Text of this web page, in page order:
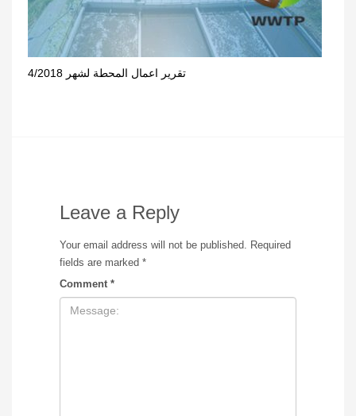
تقرير اعمال المحطة لشهر 4/2018
Leave a Reply
Your email address will not be published. Required
fields are marked *
Comment *